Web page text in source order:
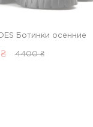
Ботинки осенние
₴ 4400 ₴